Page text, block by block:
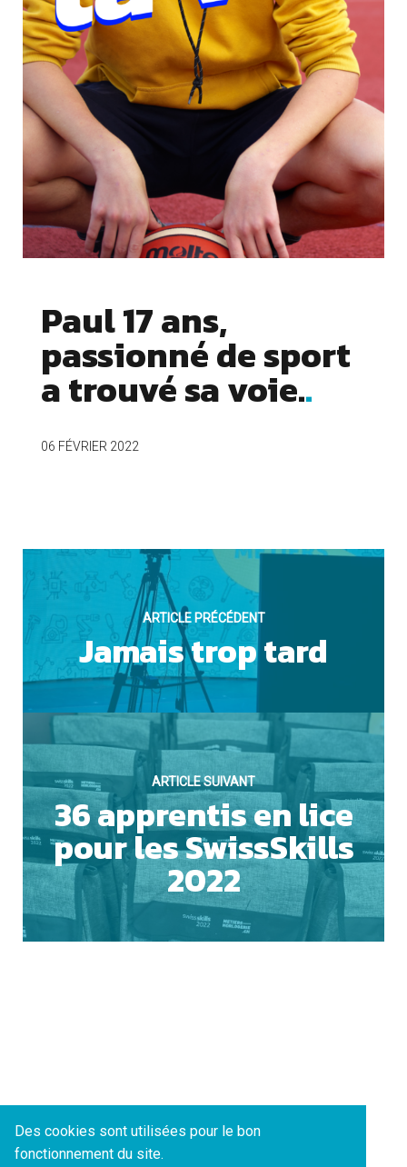
Paul 17 ans,
passionné de sport
a trouvé sa voie.
06 FÉVRIER 2022
ARTICLE PRÉCÉDENT
Jamais trop tard
ARTICLE SUIVANT
36 apprentis en lice
pour les SwissSkills
2022
Des cookies sont utilisées pour le bon
fonctionnement du site.
Cookies essentiels
Cookies marketing
NON
ACCEPTER TOUS LES COOKIES
ESSENTIELS UNIQUEMENT